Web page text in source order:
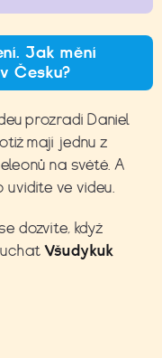
Jak mění
Česku?
prozradí Daniel
mají jednu z
na světě. A
uvidíte ve videu.
dozvíte, když
Všudykuk